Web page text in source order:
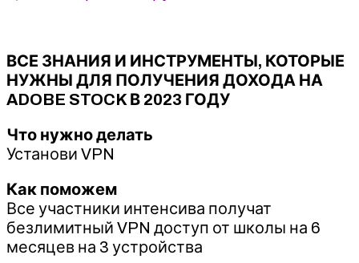
ВСЕ ЗНАНИЯ И ИНСТРУМЕНТЫ, КОТОРЫЕ
НУЖНЫ ДЛЯ ПОЛУЧЕНИЯ ДОХОДА НА
ADOBE STOCK В 2023 ГОДУ
Что нужно делать
Установи VPN
Как поможем
Все участники интенсива получат
безлимитный VPN доступ от школы на 6
месяцев на 3 устройства